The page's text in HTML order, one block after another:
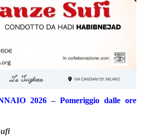
2026 – Pomeriggio dalle ore